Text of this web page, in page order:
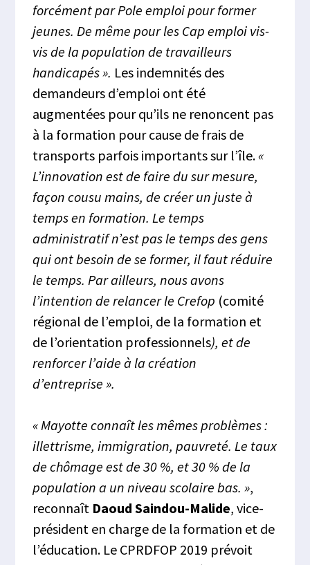
forcément par Pole emploi pour former
jeunes. De même pour les Cap emploi vis-
vis de la population de travailleurs
handicapés ». Les indemnités des
demandeurs d’emploi ont été
augmentées pour qu’ils ne renoncent pas
à la formation pour cause de frais de
transports parfois importants sur l’île.«
L’innovation est de faire du sur mesure,
façon cousu mains, de créer un juste à
temps en formation. Le temps
administratif n’est pas le temps des gens
qui ont besoin de se former, il faut réduire
le temps. Par ailleurs, nous avons
l’intention de relancer le Crefop (comité
régional de l’emploi, de la formation et
de l’orientation professionnels), et de
renforcer l’aide à la création
d’entreprise ».
« Mayotte connaît les mêmes problèmes :
illettrisme, immigration, pauvreté. Le taux
de chômage est de 30 %, et 30 % de la
population a un niveau scolaire bas. »,
reconnaît Daoud Saindou-Malide, vice-
président en charge de la formation et de
l’éducation. Le CPRDFOP 2019 prévoit